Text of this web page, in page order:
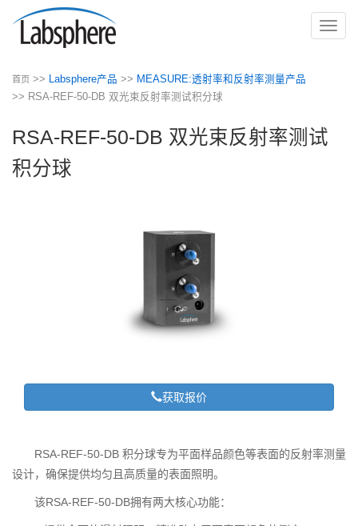
切
首页 >> Labsphere产品 >> MEASURE:透射率和反射率测量产品
>> RSA-REF-50-DB 双光束反射率测试积分球
RSA-REF-50-DB 双光束反射率测试
积分球
获取报价
RSA-REF-50-DB 积分球专为平面样品颜色等表面的反射率测量
设计，确保提供均匀且高质量的表面照明。
该RSA-REF-50-DB拥有两大核心功能：